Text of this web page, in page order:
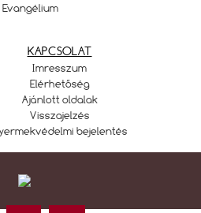
Evangélium
KAPCSOLAT
Imresszum
Elérhetőség
Ajánlott oldalak
Visszajelzés
bejelentés